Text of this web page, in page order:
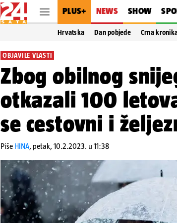
PLUS+ NEWS SHOW
Hrvatska Dan pobjede Crna
OBJAVILE VLASTI
Zbog obilnog
otkazali 100
se cestovni i
Piše HINA, petak, 10.2.2023. u 11:38